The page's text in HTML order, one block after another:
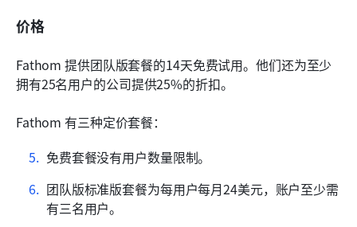
价格
Fathom 提供团队版套餐的14天免费试用。他们还为至少
拥有25名用户的公司提供25%的折扣。
Fathom 有三种定价套餐：
免费套餐没有用户数量限制。
团队版标准版套餐为每用户每月24美元，账户至少需
有三名用户。